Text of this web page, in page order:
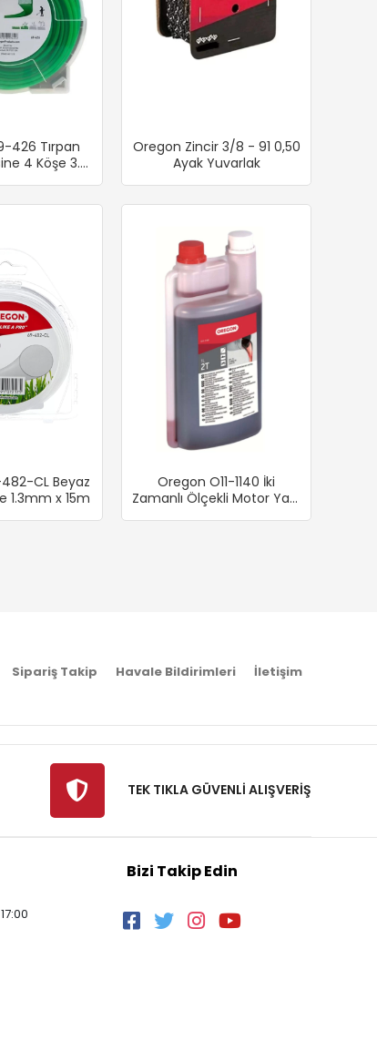
426 Tırpan
4 Köşe 3.3
Oregon Zincir 3/8 - 91 0,50
Ayak Yuvarlak
CL Beyaz
1.3mm x 15m
Oregon O11-1140 İki
Zamanlı Ölçekli Motor Yağı
Sipariş Takip Havale Bildirimleri İletişim
TEK TIKLA GÜVENLİ ALIŞVERİŞ
Bizi Takip Edin